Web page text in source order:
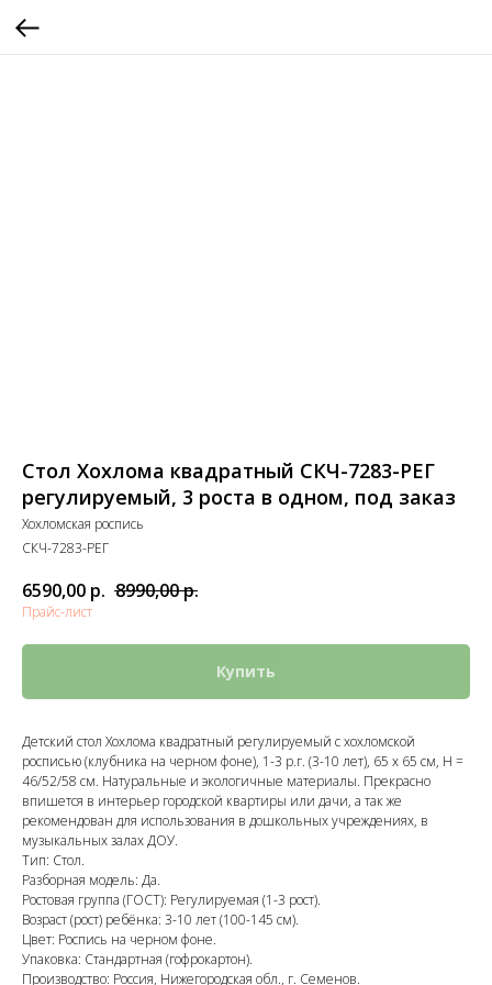
Стол Хохлома квадратный СКЧ-7283-РЕГ
регулируемый, 3 роста в одном, под заказ
Хохломская роспись
СКЧ-7283-РЕГ
6590,00 р. 8990,00р.
Прайс-лист
Купить
Детский стол Хохлома квадратный регулируемый с хохломской
росписью (клубника на черном фоне), 1-3 р.г. (3-10 лет), 65 х 65 см, Н =
46/52/58 см. Натуральные и экологичные материалы. Прекрасно
впишется в интерьер городской квартиры или дачи, а так же
рекомендован для использования в дошкольных учреждениях, в
музыкальных залах ДОУ.
Тип: Стол.
Разборная модель: Да.
Ростовая группа (ГОСТ): Регулируемая (1-3 рост).
Возраст (рост) ребёнка: 3-10 лет (100-145 см).
Цвет: Роспись на черном фоне.
Упаковка: Стандартная (гофрокартон).
Производство: Россия, Нижегородская обл., г. Семенов.